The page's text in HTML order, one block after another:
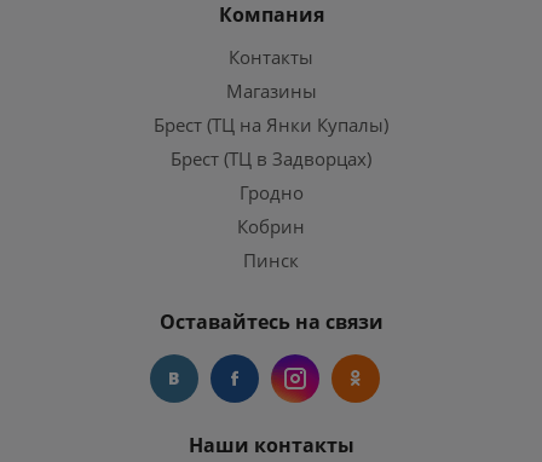
Компания
Контакты
Магазины
Брест (ТЦ на Янки Купалы)
Брест (ТЦ в Задворцах)
Гродно
Кобрин
Пинск
Оставайтесь на связи
Наши контакты